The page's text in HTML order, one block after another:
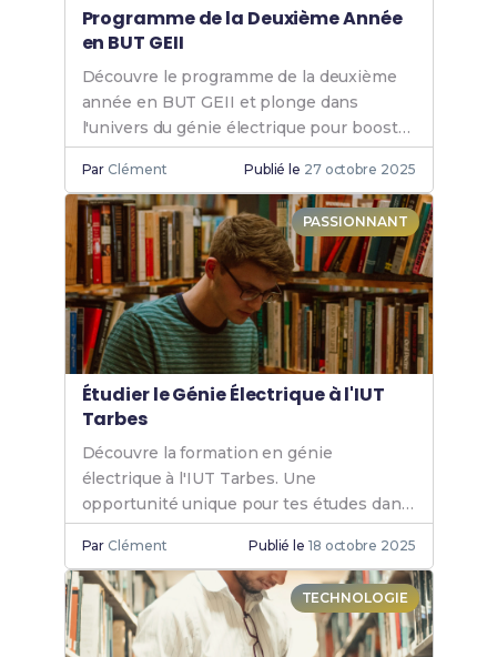
Programme de la Deuxième Année
en BUT GEII
Découvre le programme de la deuxième
année en BUT GEII et plonge dans
l'univers du génie électrique pour booster
tes compétences et ta carrière.
Par Clément Publié le 27 octobre 2025
PASSIONNANT
Étudier le Génie Électrique à l'IUT
Tarbes
Découvre la formation en génie
électrique à l'IUT Tarbes. Une
opportunité unique pour tes études dans
un cadre dynamique et innovant. Rejoins-
nous et booste ta carrière.
Par Clément Publié le 18 octobre 2025
TECHNOLOGIE